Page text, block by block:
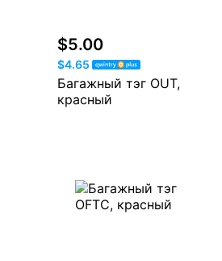
$5.00
$4.65
Багажный тэг OUT,
красный